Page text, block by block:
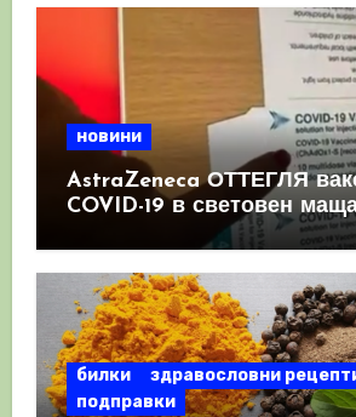
новини
AstraZeneca ОТТЕГЛЯ
COVID-19 в световен
като призна, че те
КРЪВНИ съсиреци
билки
здравословни
подправки